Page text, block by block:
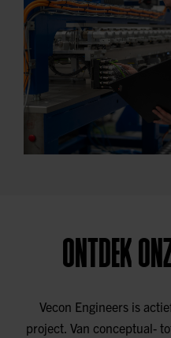
ONTDEK
Vecon Engineers is
project. Van conceptual-